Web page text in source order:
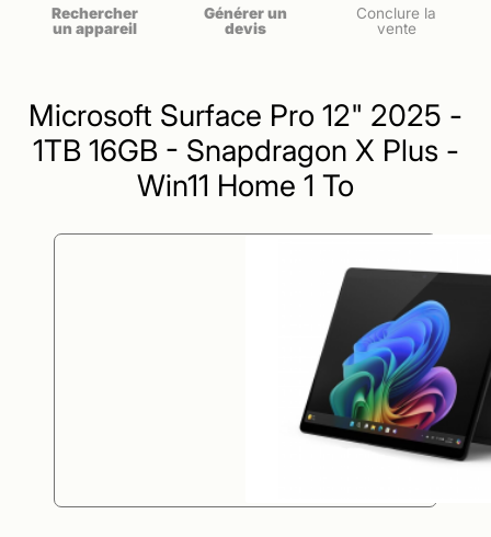
Rechercher
un appareil
Générer un
devis
Conclure la
vente
Microsoft Surface Pro 12" 2025 -
1TB 16GB - Snapdragon X Plus -
Win11 Home 1 To